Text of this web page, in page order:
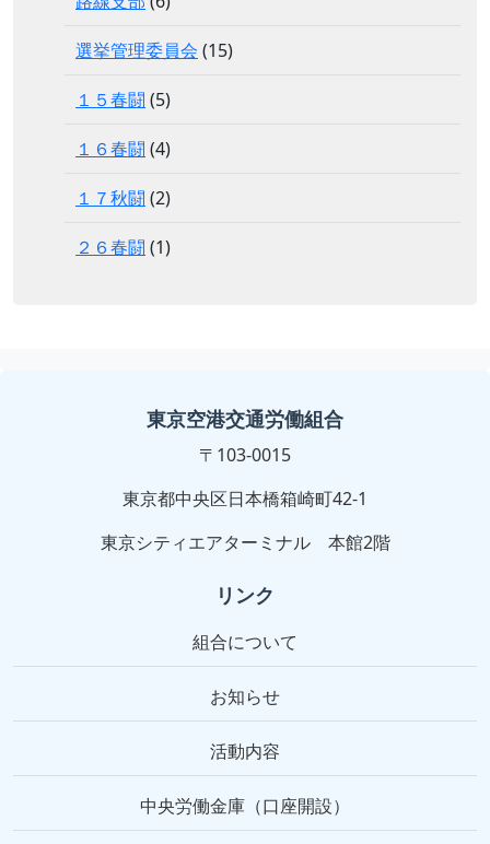
選挙管理委員会 (15)
１５春闘 (5)
１６春闘 (4)
１７秋闘 (2)
２６春闘 (1)
東京空港交通労働組合
〒103-0015
東京都中央区日本橋箱崎町42-1
東京シティエアターミナル 本館2階
リンク
組合について
お知らせ
活動内容
中央労働金庫（口座開設）